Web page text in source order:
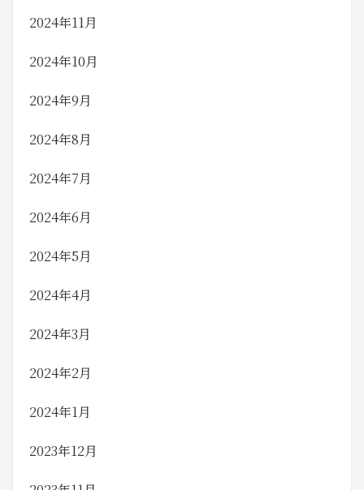
2024年11月
2024年10月
2024年9月
2024年8月
2024年7月
2024年6月
2024年5月
2024年4月
2024年3月
2024年2月
2024年1月
2023年12月